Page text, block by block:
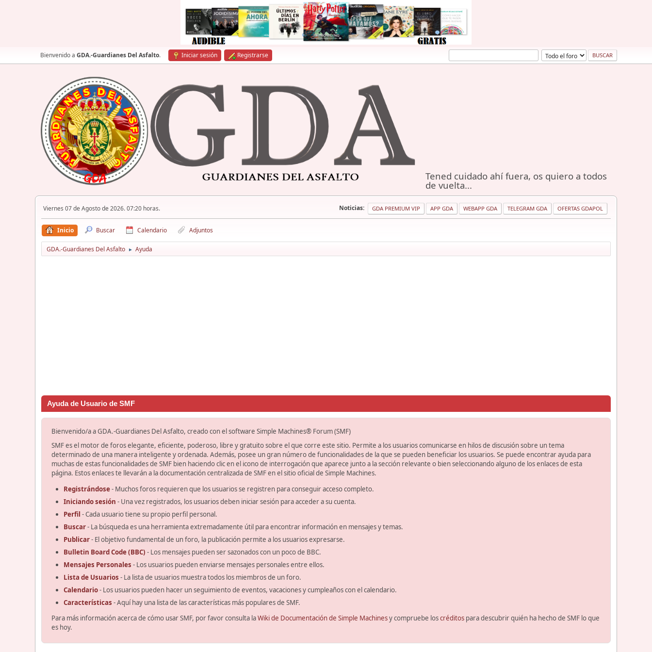
Bienvenido a GDA.-Guardianes Del Asfalto. Iniciar sesión Registrarse
Tened cuidado ahí fuera, os quiero a todos
de vuelta...
Viernes 07 de Agosto de 2026. 07:20 horas. Noticias: GDA PREMIUM VIP APP GDA WEBAPP GDA TELEGRAM GDA OFERTAS GDAPOL
Inicio Buscar Calendario Adjuntos
GDA.-Guardianes Del Asfalto ► Ayuda
Ayuda de Usuario de SMF
Bienvenido/a a GDA.-Guardianes Del Asfalto, creado con el software Simple Machines® Forum (SMF)
SMF es el motor de foros elegante, eficiente, poderoso, libre y gratuito sobre el que corre este sitio. Permite a los usuarios comunicarse en hilos de discusión sobre un tema
determinado de una manera inteligente y ordenada. Además, posee un gran número de funcionalidades de la que se pueden beneficiar los usuarios. Se puede encontrar ayuda para
muchas de estas funcionalidades de SMF bien haciendo clic en el icono de interrogación que aparece junto a la sección relevante o bien seleccionando alguno de los enlaces de esta
página. Estos enlaces te llevarán a la documentación centralizada de SMF en el sitio oficial de Simple Machines.
Registrándose- Muchos foros requieren que los usuarios se registren para conseguir acceso completo.
Iniciando sesión - Una vez registrados, los usuarios deben iniciar sesión para acceder a su cuenta.
Perfil - Cada usuario tiene su propio perfil personal.
Buscar- La búsqueda es una herramienta extremadamente útil para encontrar información en mensajes y temas.
Publicar- El objetivo fundamental de un foro, la publicación permite a los usuarios expresarse.
Bulletin Board Code (BBC) - Los mensajes pueden ser sazonados con un poco de BBC.
Mensajes Personales - Los usuarios pueden enviarse mensajes personales entre ellos.
Lista de Usuarios - La lista de usuarios muestra todos los miembros de un foro.
Calendario- Los usuarios pueden hacer un seguimiento de eventos, vacaciones y cumpleaños con el calendario.
Características - Aquí hay una lista de las características más populares de SMF.
Para más información acerca de cómo usar SMF, por favor consulta laWiki de Documentación de Simple Machinesy compruebe loscréditos para descubrir quién ha hecho de SMF lo que
es hoy.